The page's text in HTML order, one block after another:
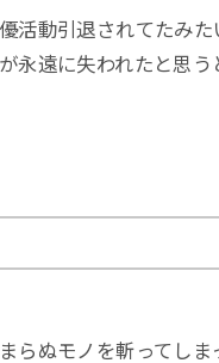
活動引退されてたみた
永遠に失われたと思う
らぬモノを斬ってしま